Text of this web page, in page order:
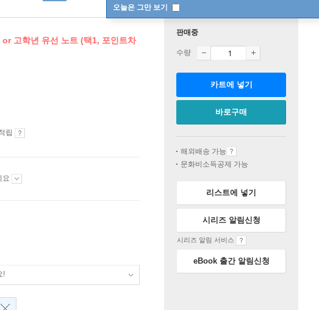
오늘은 그만 보기
고학년 유선 노트 (택1, 포인트차
립
요
!
판매중
수량
카트에 넣기
바로구매
해외배송 가능
문화비소득공제 가능
리스트에 넣기
시리즈 알림신청
시리즈 알림 서비스
eBook 출간 알림신청